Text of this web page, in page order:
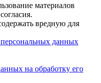
материалов
вредную для
данных
на обработку его